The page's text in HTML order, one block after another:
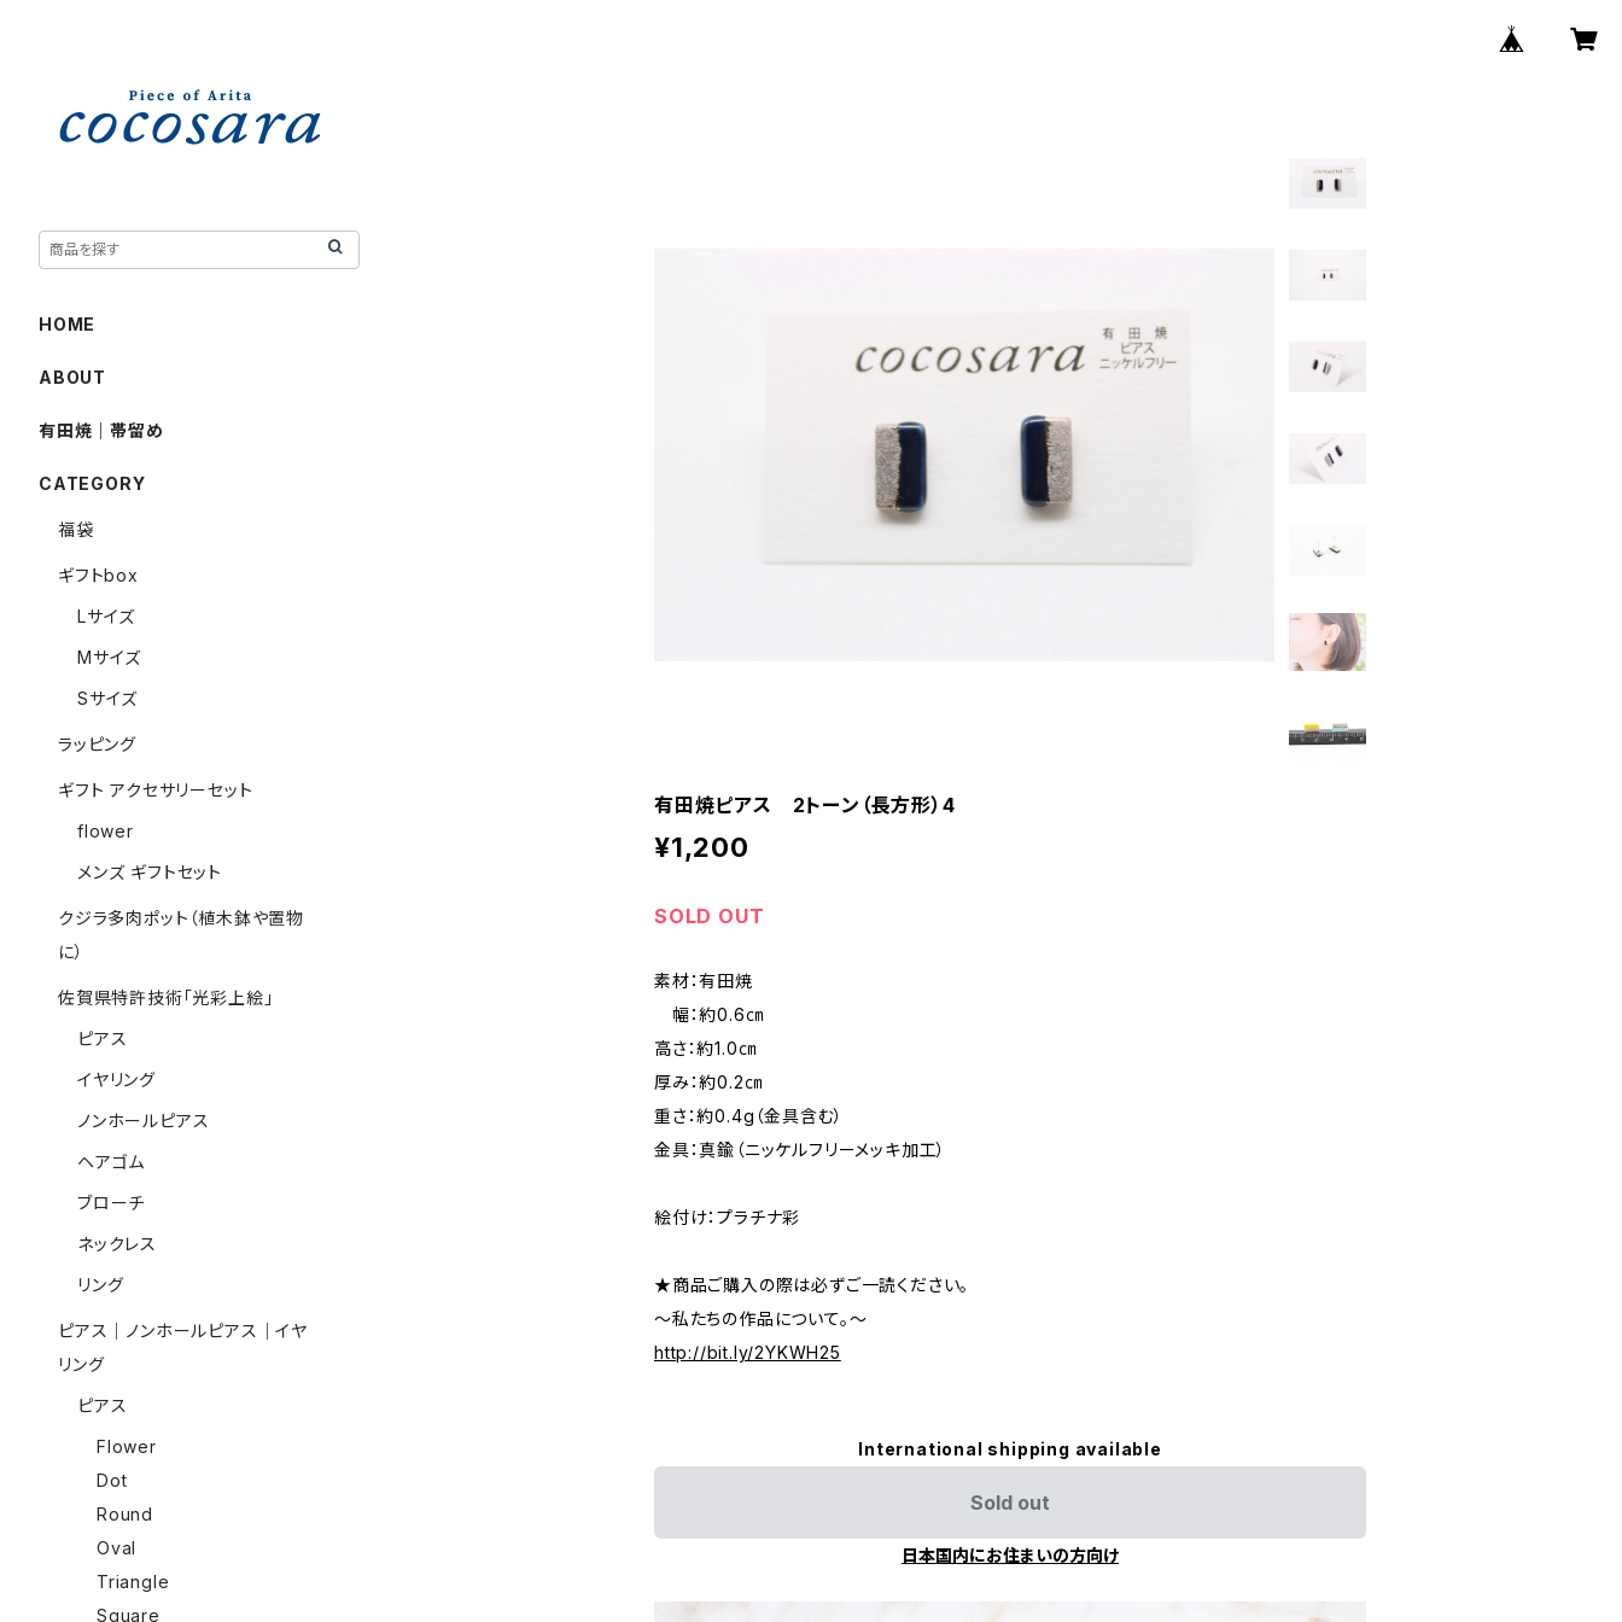
有田焼ピアス 2トーン（長方形）4
¥1,200
SOLD OUT
素材：有田焼
幅：約0.6㎝
高さ：約1.0㎝
厚み：約0.2㎝
重さ：約0.4g（金具含む）
金具：真鍮（ニッケルフリーメッキ加工）
絵付け：プラチナ彩
★商品ご購入の際は必ずご一読ください。
～私たちの作品について。～
http://bit.ly/2YKWH25
International shipping available
Sold out
日本国内にお住まいの方向け
HOME
ABOUT
有田焼｜帯留め
CATEGORY
福袋
ギフトbox
Lサイズ
Mサイズ
Sサイズ
ラッピング
ギフト アクセサリーセット
flower
メンズ ギフトセット
クジラ多肉ポット（植木鉢や置物
に）
佐賀県特許技術「光彩上絵」
ピアス
イヤリング
ノンホールピアス
ヘアゴム
ブローチ
ネックレス
リング
ピアス｜ノンホールピアス｜イヤ
リング
ピアス
Flower
Dot
Round
Oval
Triangle
Square